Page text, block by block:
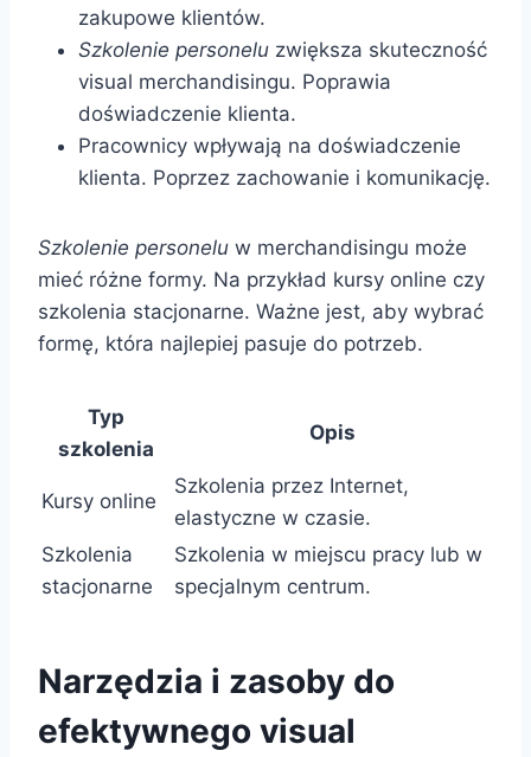
zakupowe klientów.
Szkolenie personelu zwiększa skuteczność
visual merchandisingu. Poprawia
doświadczenie klienta.
Pracownicy wpływają na doświadczenie
klienta. Poprzez zachowanie i komunikację.
Szkolenie personelu w merchandisingu może
mieć różne formy. Na przykład kursy online czy
szkolenia stacjonarne. Ważne jest, aby wybrać
formę, która najlepiej pasuje do potrzeb.
Typ
szkolenia
Opis
Kursy online
Szkolenia przez Internet,
elastyczne w czasie.
Szkolenia
stacjonarne
Szkolenia w miejscu pracy lub w
specjalnym centrum.
Narzędzia i zasoby do
efektywnego visual